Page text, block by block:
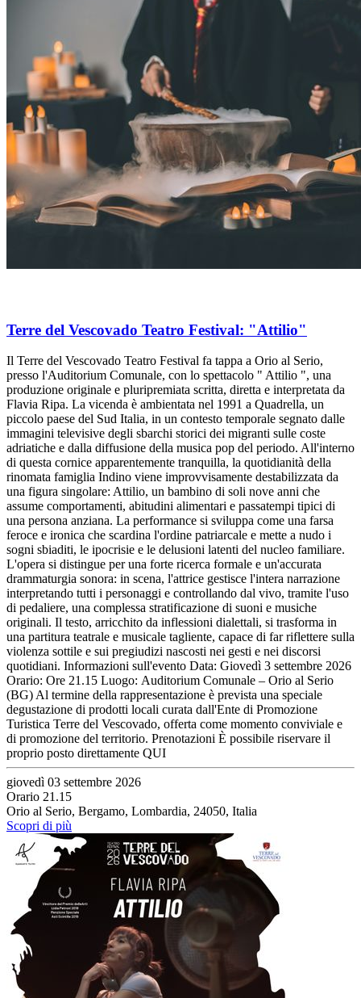
Terre del Vescovado Teatro Festival: "Attilio"
Il Terre del Vescovado Teatro Festival fa tappa a Orio al Serio,
presso l'Auditorium Comunale, con lo spettacolo " Attilio ", una
produzione originale e pluripremiata scritta, diretta e interpretata da
Flavia Ripa. La vicenda è ambientata nel 1991 a Quadrella, un
piccolo paese del Sud Italia, in un contesto temporale segnato dalle
immagini televisive degli sbarchi storici dei migranti sulle coste
adriatiche e dalla diffusione della musica pop del periodo. All'interno
di questa cornice apparentemente tranquilla, la quotidianità della
rinomata famiglia Indino viene improvvisamente destabilizzata da
una figura singolare: Attilio, un bambino di soli nove anni che
assume comportamenti, abitudini alimentari e passatempi tipici di
una persona anziana. La performance si sviluppa come una farsa
feroce e ironica che scardina l'ordine patriarcale e mette a nudo i
sogni sbiaditi, le ipocrisie e le delusioni latenti del nucleo familiare.
L'opera si distingue per una forte ricerca formale e un'accurata
drammaturgia sonora: in scena, l'attrice gestisce l'intera narrazione
interpretando tutti i personaggi e controllando dal vivo, tramite l'uso
di pedaliere, una complessa stratificazione di suoni e musiche
originali. Il testo, arricchito da inflessioni dialettali, si trasforma in
una partitura teatrale e musicale tagliente, capace di far riflettere sulla
violenza sottile e sui pregiudizi nascosti nei gesti e nei discorsi
quotidiani. Informazioni sull'evento Data: Giovedì 3 settembre 2026
Orario: Ore 21.15 Luogo: Auditorium Comunale – Orio al Serio
(BG) Al termine della rappresentazione è prevista una speciale
degustazione di prodotti locali curata dall'Ente di Promozione
Turistica Terre del Vescovado, offerta come momento conviviale e
di promozione del territorio. Prenotazioni È possibile riservare il
proprio posto direttamente QUI
giovedì 03 settembre 2026
Orario 21.15
Orio al Serio, Bergamo, Lombardia, 24050, Italia
Scopri di più